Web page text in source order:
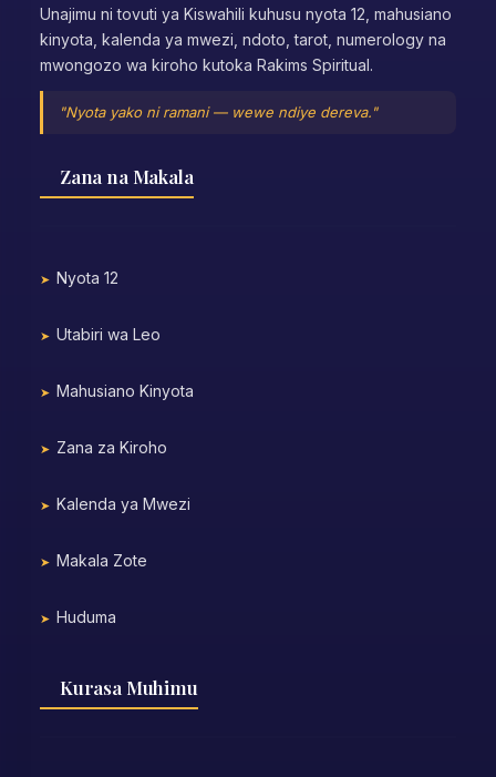
Unajimu ni tovuti ya Kiswahili kuhusu nyota 12, mahusiano
kinyota, kalenda ya mwezi, ndoto, tarot, numerology na
mwongozo wa kiroho kutoka Rakims Spiritual.
"Nyota yako ni ramani — wewe ndiye dereva."
Zana na Makala
Nyota 12
Utabiri wa Leo
Mahusiano Kinyota
Zana za Kiroho
Kalenda ya Mwezi
Makala Zote
Huduma
Kurasa Muhimu